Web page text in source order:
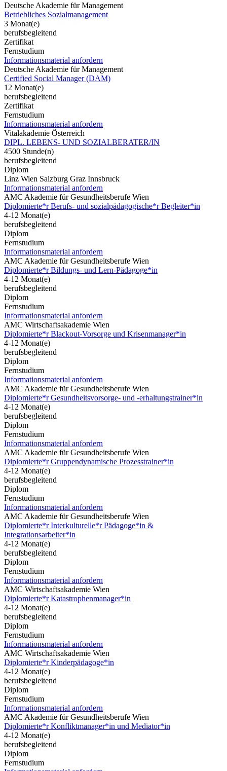
Deutsche Akademie für Management
Betriebliches Sozialmanagement
3 Monat(e)
berufsbegleitend
Zertifikat
Fernstudium
Informationsmaterial anfordern
Deutsche Akademie für Management
Certified Social Manager (DAM)
12 Monat(e)
berufsbegleitend
Zertifikat
Fernstudium
Informationsmaterial anfordern
Vitalakademie Österreich
DIPL. LEBENS- UND SOZIALBERATER/IN
4500 Stunde(n)
berufsbegleitend
Diplom
Linz Wien Salzburg Graz Innsbruck
Informationsmaterial anfordern
AMC Akademie für Gesundheitsberufe Wien
Diplomierte*r Berufs- und sozialpädagogische*r Begleiter*in
4-12 Monat(e)
berufsbegleitend
Diplom
Fernstudium
Informationsmaterial anfordern
AMC Akademie für Gesundheitsberufe Wien
Diplomierte*r Bildungs- und Lern-Pädagoge*in
4-12 Monat(e)
berufsbegleitend
Diplom
Fernstudium
Informationsmaterial anfordern
AMC Wirtschaftsakademie Wien
Diplomierte*r Blackout-Vorsorge und Krisenmanager*in
4-12 Monat(e)
berufsbegleitend
Diplom
Fernstudium
Informationsmaterial anfordern
AMC Akademie für Gesundheitsberufe Wien
Diplomierte*r Gesundheitsvorsorge- und -erhaltungstrainer*in
4-12 Monat(e)
berufsbegleitend
Diplom
Fernstudium
Informationsmaterial anfordern
AMC Akademie für Gesundheitsberufe Wien
Diplomierte*r Gruppendynamische Prozesstrainer*in
4-12 Monat(e)
berufsbegleitend
Diplom
Fernstudium
Informationsmaterial anfordern
AMC Akademie für Gesundheitsberufe Wien
Diplomierte*r Interkulturelle*r Pädagoge*in &
Integrationsarbeiter*in
4-12 Monat(e)
berufsbegleitend
Diplom
Fernstudium
Informationsmaterial anfordern
AMC Wirtschaftsakademie Wien
Diplomierte*r Katastrophenmanager*in
4-12 Monat(e)
berufsbegleitend
Diplom
Fernstudium
Informationsmaterial anfordern
AMC Wirtschaftsakademie Wien
Diplomierte*r Kinderpädagoge*in
4-12 Monat(e)
berufsbegleitend
Diplom
Fernstudium
Informationsmaterial anfordern
AMC Akademie für Gesundheitsberufe Wien
Diplomierte*r Konfliktmanager*in und Mediator*in
4-12 Monat(e)
berufsbegleitend
Diplom
Fernstudium